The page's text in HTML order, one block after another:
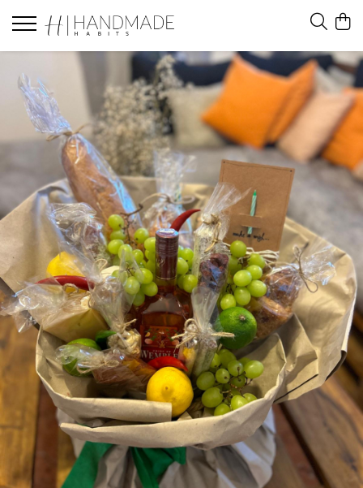
Felicitari
Felicitari white
Felicitari black
Felicitari brown